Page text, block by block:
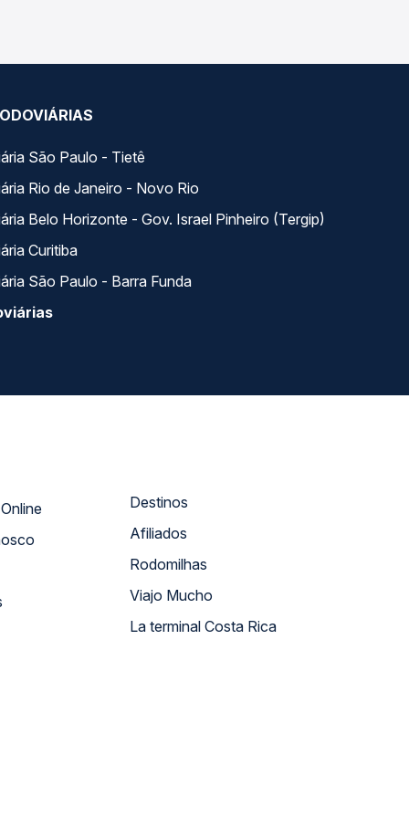
São Paulo - Tietê
Rio de Janeiro - Novo Rio
Belo Horizonte - Gov. Israel Pinheiro (Tergip)
Curitiba
São Paulo - Barra Funda
Atendimento Online
Destinos
Afiliados
Rodomilhas
Viajo Mucho
La terminal Costa Rica